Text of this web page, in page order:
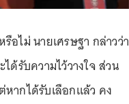
อไม่ นายเศรษฐา กล่าวว่า
รับความไว้วางใจ ส่วน
ากได้รับเลือกแล้ว คง